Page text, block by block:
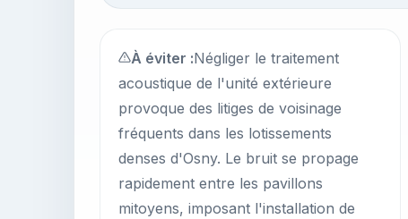
À éviter :Négliger le traitement
acoustique de l'unité extérieure
provoque des litiges de voisinage
fréquents dans les lotissements
denses d'Osny. Le bruit se propage
rapidement entre les pavillons
mitoyens, imposant l'installation de